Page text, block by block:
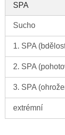
SPA
Sucho
1. SPA
2. SPA
3. SPA
extrémní